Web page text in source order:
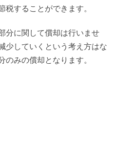
することができます。
分に関して償却は行いませ
少していくという考え方はな
みの償却となります。